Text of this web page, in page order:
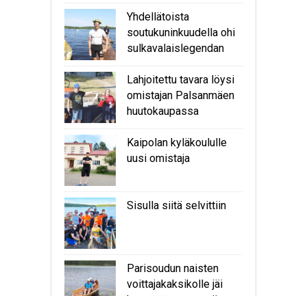
Yhdellätoista
soutukuninkuudella ohi
sulkavalaislegendan
Lahjoitettu tavara löysi
omistajan Palsanmäen
huutokaupassa
Kaipolan kyläkoululle
uusi omistaja
Sisulla siitä selvittiin
Parisoudun naisten
voittajakaksikolle jäi